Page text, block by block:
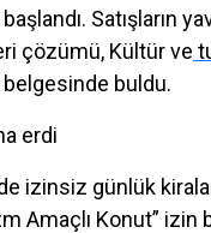
Satışların
çözümü, Kültür ve
belgesinde buldu.
erdi
izinsiz günlük
Amaçlı Konut”